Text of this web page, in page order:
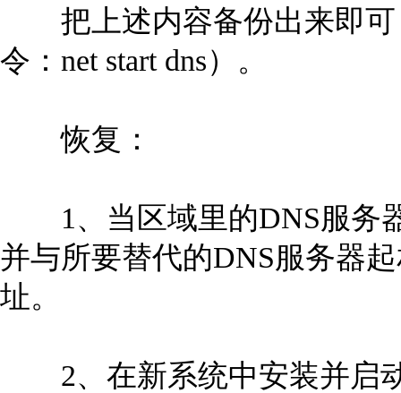
把上述内容备份出来即可
令：net start dns）。
恢复：
1、当区域里的DNS服务器
并与所要替代的DNS服务器
址。
2、在新系统中安装并启